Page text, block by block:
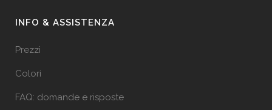
INFO & ASSISTENZA
Prezzi
Colori
FAQ: domande e risposte